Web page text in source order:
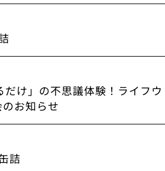
だけ」の不思議体験！ライフウ
お知らせ
詰